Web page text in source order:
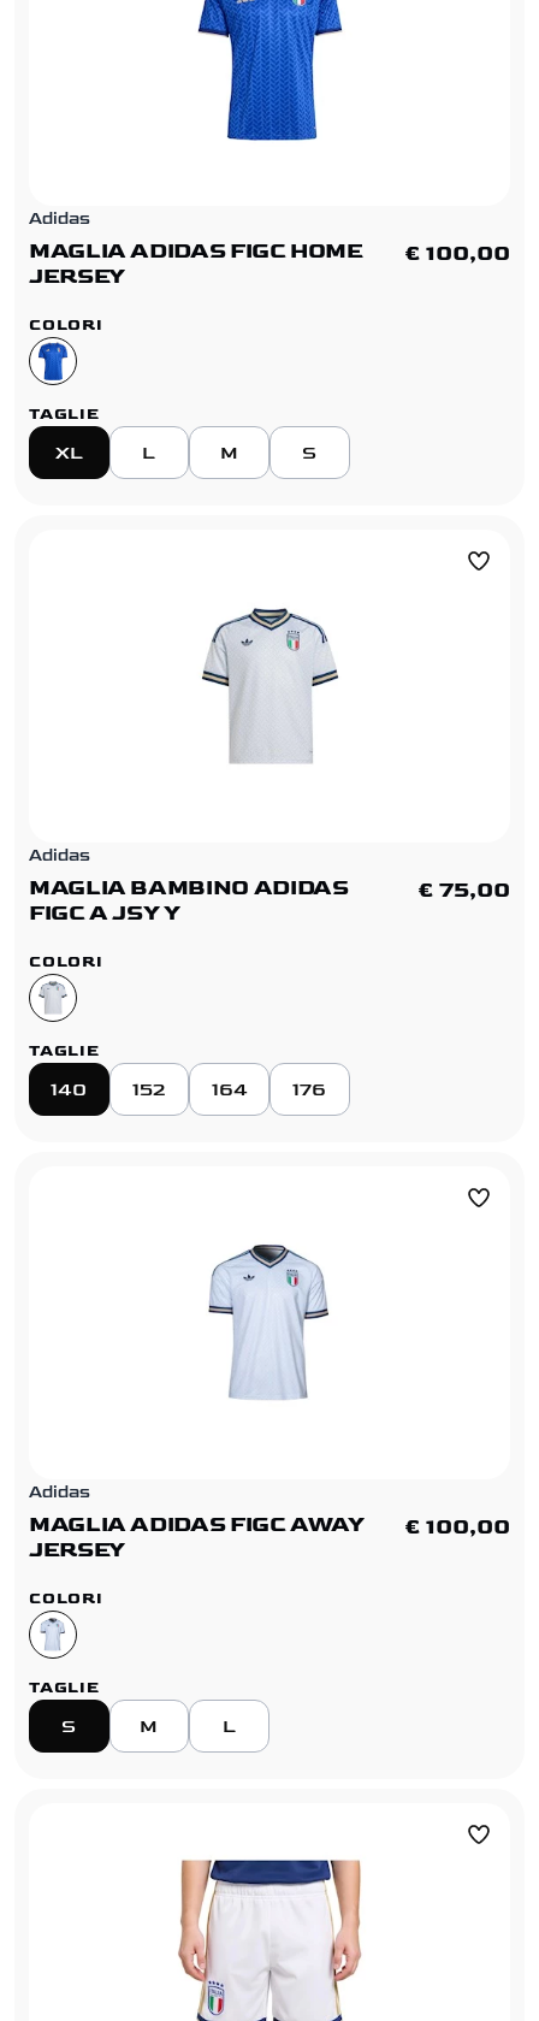
Adidas
MAGLIA ADIDAS FIGC HOME
JERSEY
€ 100,00
COLORI
TAGLIE
XL L M S
Adidas
MAGLIA BAMBINO ADIDAS
FIGC A JSY Y
€ 75,00
COLORI
TAGLIE
140 152 164 176
Adidas
MAGLIA ADIDAS FIGC AWAY
JERSEY
€ 100,00
COLORI
TAGLIE
S M L